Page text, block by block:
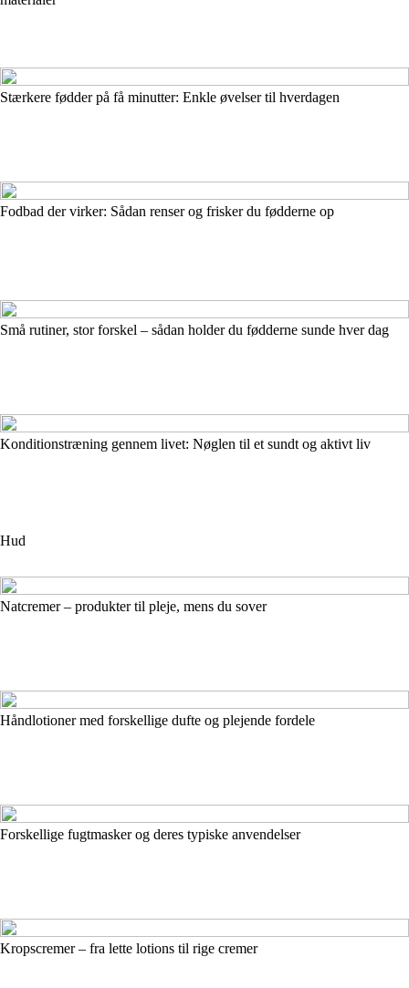
Stærkere fødder på få minutter: Enkle øvelser til hverdagen
Fodbad der virker: Sådan renser og frisker du fødderne op
Små rutiner, stor forskel – sådan holder du fødderne sunde hver dag
Konditionstræning gennem livet: Nøglen til et sundt og aktivt liv
Hud
Natcremer – produkter til pleje, mens du sover
Håndlotioner med forskellige dufte og plejende fordele
Forskellige fugtmasker og deres typiske anvendelser
Kropscremer – fra lette lotions til rige cremer